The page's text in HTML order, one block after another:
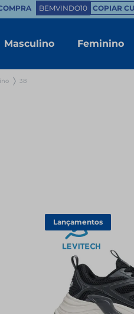
BEMVINDO10 COPIAR
Masculino Feminino
38
Lançamentos